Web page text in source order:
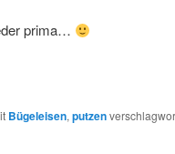
prima…
Bügeleisen, putzen